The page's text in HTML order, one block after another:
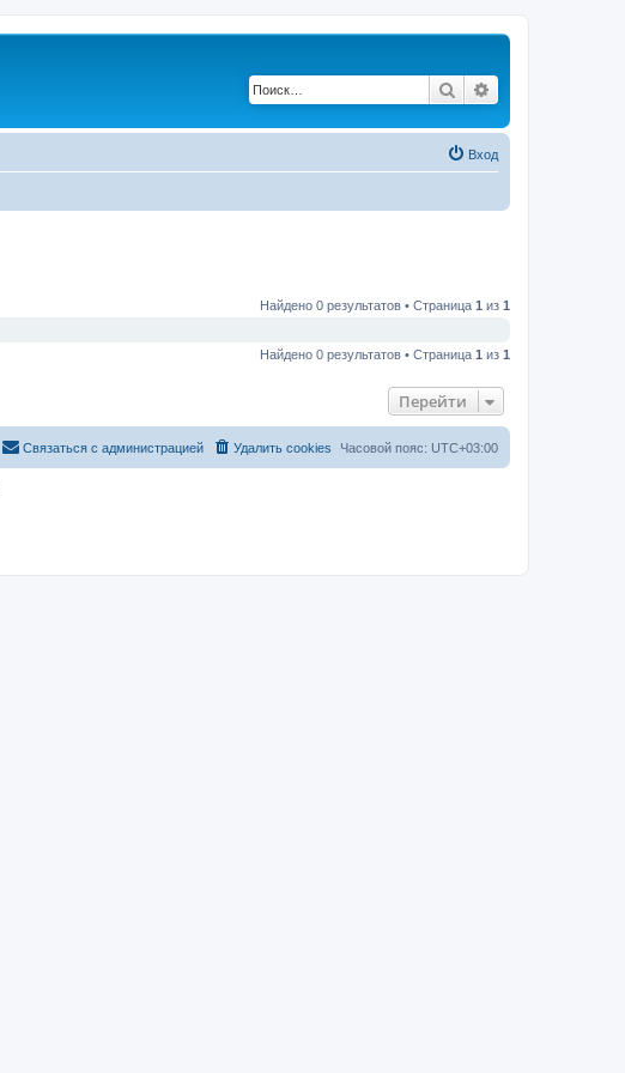
Поиск
Вход
Найдено 0 результатов • Страница 1 из 1
Найдено 0 результатов • Страница 1 из 1
Перейти
Часовой пояс: UTC+03:00
Удалить cookies
Связаться с администрацией